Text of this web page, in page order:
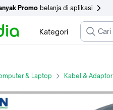
Promo belanja di aplikasi
Kategori
& Laptop Kabel & Adaptor